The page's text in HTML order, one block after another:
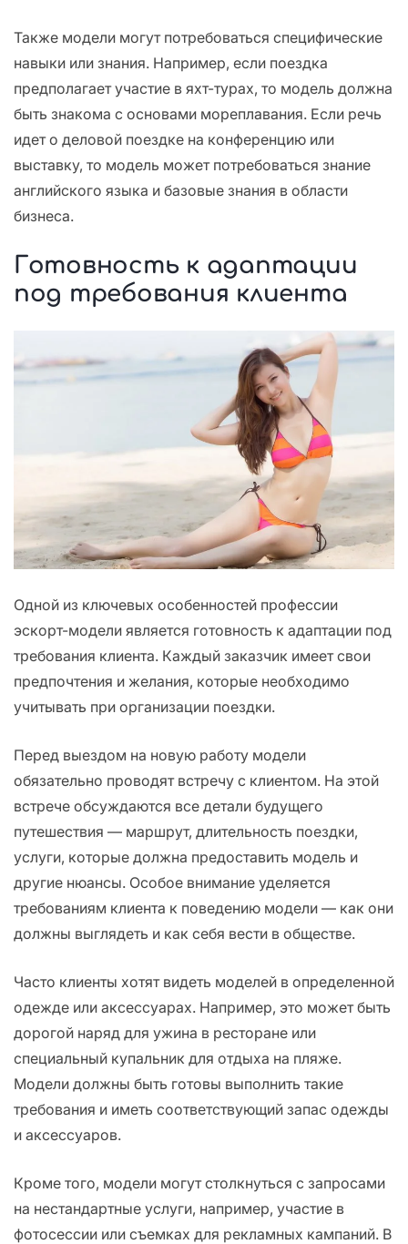
Также модели могут потребоваться специфические
навыки или знания. Например, если поездка
предполагает участие в яхт-турах, то модель должна
быть знакома с основами мореплавания. Если речь
идет о деловой поездке на конференцию или
выставку, то модель может потребоваться знание
английского языка и базовые знания в области
бизнеса.
Готовность к адаптации
под требования клиента
Одной из ключевых особенностей профессии
эскорт-модели является готовность к адаптации под
требования клиента. Каждый заказчик имеет свои
предпочтения и желания, которые необходимо
учитывать при организации поездки.
Перед выездом на новую работу модели
обязательно проводят встречу с клиентом. На этой
встрече обсуждаются все детали будущего
путешествия — маршрут, длительность поездки,
услуги, которые должна предоставить модель и
другие нюансы. Особое внимание уделяется
требованиям клиента к поведению модели — как они
должны выглядеть и как себя вести в обществе.
Часто клиенты хотят видеть моделей в определенной
одежде или аксессуарах. Например, это может быть
дорогой наряд для ужина в ресторане или
специальный купальник для отдыха на пляже.
Модели должны быть готовы выполнить такие
требования и иметь соответствующий запас одежды
и аксессуаров.
Кроме того, модели могут столкнуться с запросами
на нестандартные услуги, например, участие в
фотосессии или съемках для рекламных кампаний. В